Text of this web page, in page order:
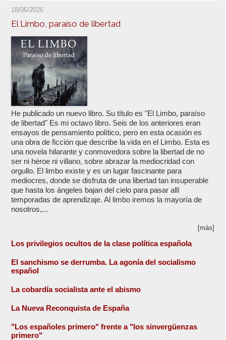
18/06/2026
El Limbo, paraíso de libertad
He publicado un nuevo libro. Su título es "El Limbo, paraíso
de libertad" Es mi octavo libro. Seis de los anteriores eran
ensayos de pensamiento político, pero en esta ocasión es
una obra de ficción que describe la vida en el Limbo. Esta es
una novela hilarante y conmovedora sobre la libertad de no
ser ni héroe ni villano, sobre abrazar la mediocridad con
orgullo. El limbo existe y es un lugar fascinante para
mediocres, donde se disfruta de una libertad tan insuperable
que hasta los ángeles bajan del cielo para pasar allí
temporadas de aprendizaje. Al limbo iremos la mayoría de
nosotros,...
[más]
Los privilegios ocultos de la clase política española
El sanchismo se derrumba. La agonía del socialismo
español
La cobardía socialista ante el abismo
La Nueva Reconquista de España
"Los españoles primero" frente a "los sinvergüenzas
primero"